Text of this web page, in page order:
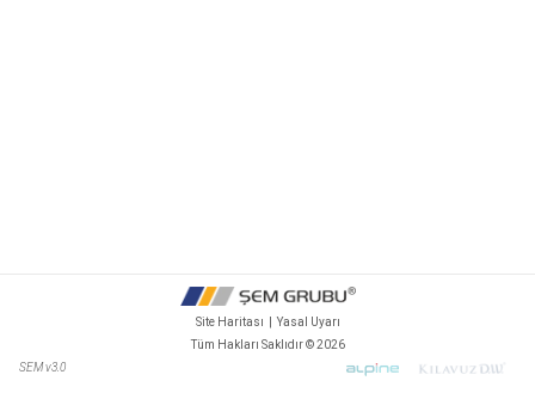
Site Haritası
Yasal Uyarı
Tüm Hakları Saklıdır © 2026
SEM v3.0